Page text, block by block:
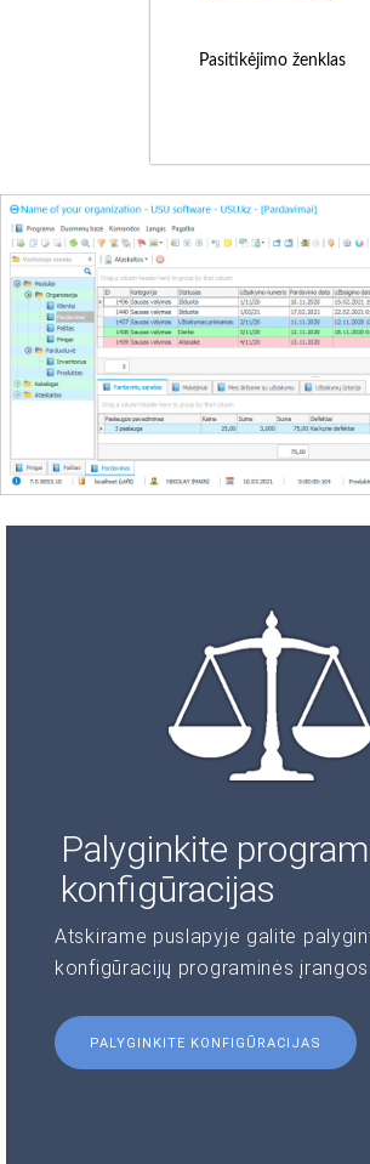
Pasitikėjimo ženklas
Palyginkite
konfigūracijas
Atskirame puslapyje galite
konfigūracijų programinės
PALYGINKITE KONFIGŪRACIJAS